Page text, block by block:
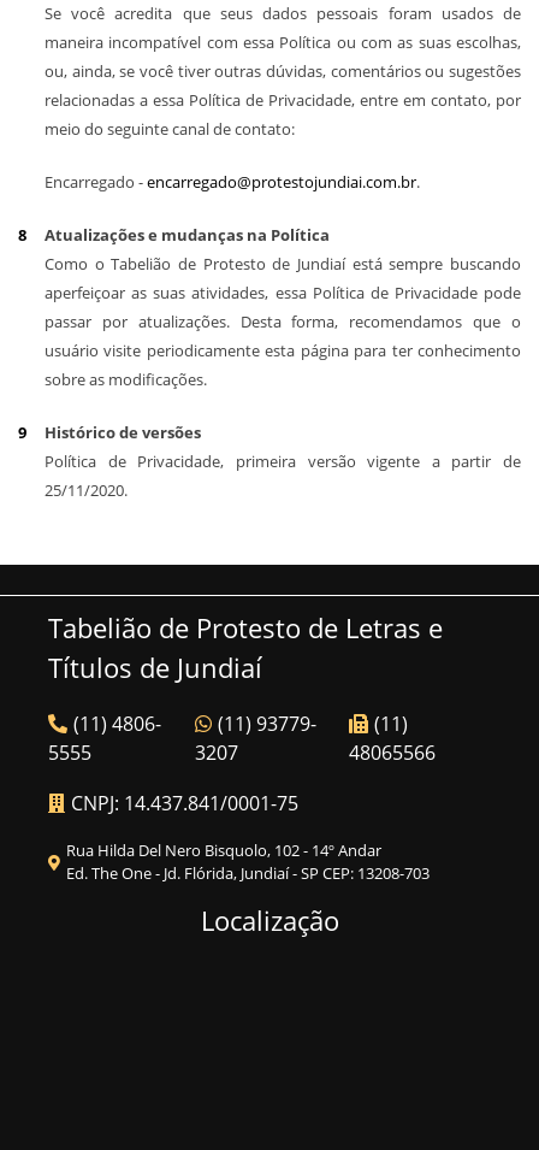
Se você acredita que seus dados pessoais foram usados de
maneira incompatível com essa Política ou com as suas escolhas,
ou, ainda, se você tiver outras dúvidas, comentários ou sugestões
relacionadas a essa Política de Privacidade, entre em contato, por
meio do seguinte canal de contato:
Encarregado -encarregado@protestojundiai.com.br.
Atualizações e mudanças na Política
Como o Tabelião de Protesto de Jundiaí está sempre buscando
aperfeiçoar as suas atividades, essa Política de Privacidade pode
passar por atualizações. Desta forma, recomendamos que o
usuário visite periodicamente esta página para ter conhecimento
sobre as modificações.
Histórico de versões
Política de Privacidade, primeira versão vigente a partir de
25/11/2020.
Tabelião de Protesto de Letras e
Títulos de Jundiaí
(11) 4806-
5555
(11) 93779-
3207
(11)
48065566
CNPJ: 14.437.841/0001-75
Rua Hilda Del Nero Bisquolo, 102 - 14º Andar
Ed. The One - Jd. Flórida, Jundiaí - SP CEP: 13208-703
Localização